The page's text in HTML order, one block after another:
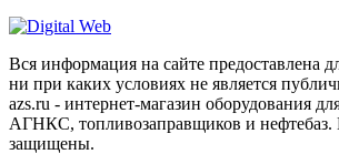
Вся информация на сайте предоставлена
ни при каких условиях не является
azs.ru - интернет-магазин оборудования
АГНКС, топливозаправщиков и нефтебаз.
защищены.